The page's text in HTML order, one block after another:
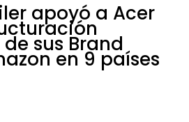
apoyó a Acer
sus Brand
en 9 países